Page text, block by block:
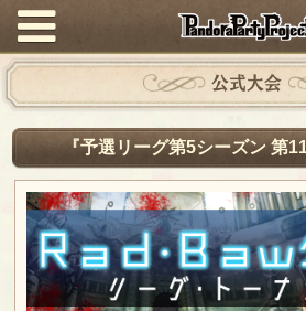
公式大会
『予選リーグ第5シーズン 第